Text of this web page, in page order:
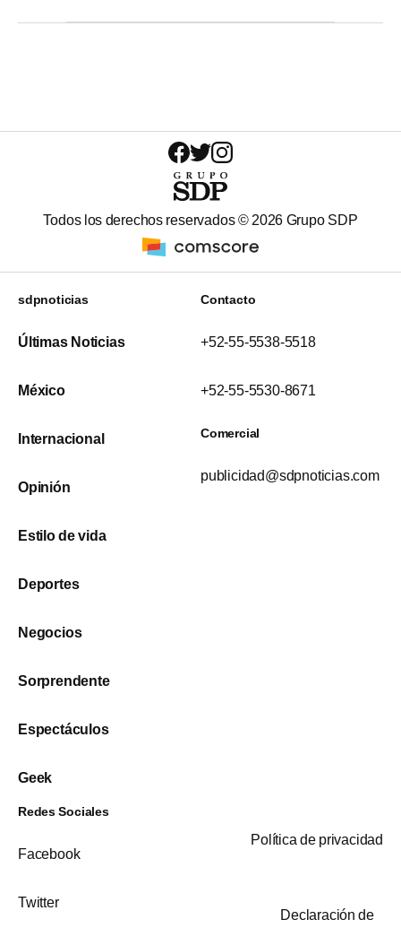
Todos los derechos reservados © 2026 Grupo SDP
sdpnoticias
Últimas Noticias
México
Internacional
Opinión
Estilo de vida
Deportes
Negocios
Sorprendente
Espectáculos
Geek
Contacto
+52-55-5538-5518
+52-55-5530-8671
Comercial
publicidad@sdpnoticias.com
Redes Sociales
Facebook
Twitter
Política de privacidad
Declaración de